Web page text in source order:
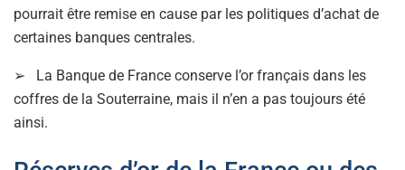
pourrait être remise en cause par les politiques d’achat de
certaines banques centrales.
➢ La Banque de France conserve l’or français dans les
coffres de la Souterraine, mais il n’en a pas toujours été
ainsi.